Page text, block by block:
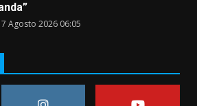
Agosto 2026 06:05
per esclusione dal
di calcio”
7 Agosto 2026 06:00